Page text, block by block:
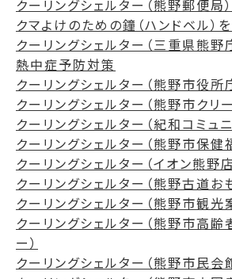
クーリングシェルター（熊野郵便局）
クマよけのための鐘（ハンドベル）
クーリングシェルター（三重県熊野
熱中症予防対策
クーリングシェルター（熊野市役所
クーリングシェルター（熊野市クリ
クーリングシェルター（紀和コミュ
クーリングシェルター（熊野市保健
クーリングシェルター（イオン熊野店
クーリングシェルター（熊野古道お
クーリングシェルター（熊野市観光
クーリングシェルター（熊野市高
ー）
クーリングシェルター（熊野市民会